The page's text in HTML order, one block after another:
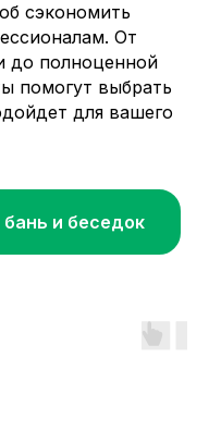
сэкономить
От
до полноценной
помогут выбрать
для вашего
и беседок